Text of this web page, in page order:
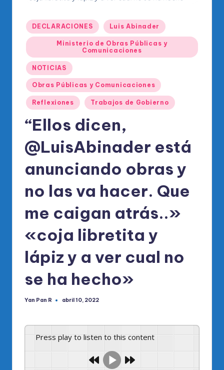
O
ci
al
el
M
Publicado
en
DECLARACIONES Luis Abinader
Ministerio de Obras Públicas y
Comunicaciones
NOTICIAS
Obras Públicas y Comunicaciones
Reflexiones Trabajos de Gobierno
“Ellos dicen,
@LuisAbinader está
anunciando obras y
no las va hacer. Que
me caigan atrás..»
«coja libretita y
lápiz y a ver cual no
se ha hecho»
Publicado
Yan Pan R abril 10, 2022
Press play to listen to this content